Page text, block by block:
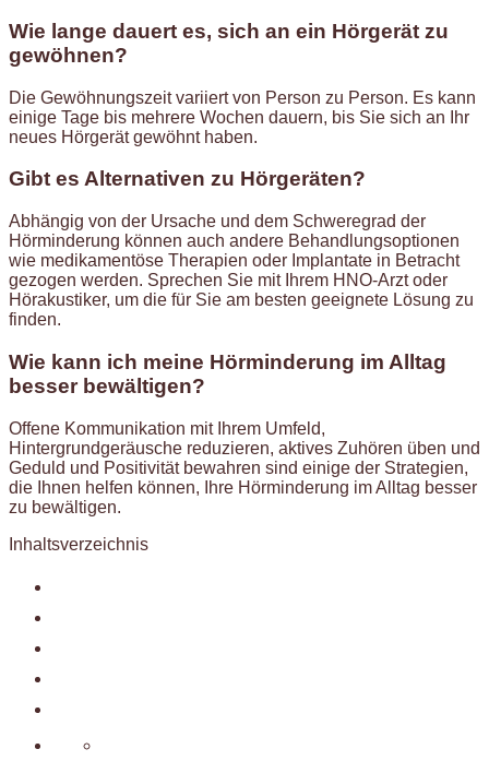
Wie lange dauert es, sich an ein Hörgerät zu
gewöhnen?
Die Gewöhnungszeit variiert von Person zu Person. Es kann
einige Tage bis mehrere Wochen dauern, bis Sie sich an Ihr
neues Hörgerät gewöhnt haben.
Gibt es Alternativen zu Hörgeräten?
Abhängig von der Ursache und dem Schweregrad der
Hörminderung können auch andere Behandlungsoptionen
wie medikamentöse Therapien oder Implantate in Betracht
gezogen werden. Sprechen Sie mit Ihrem HNO-Arzt oder
Hörakustiker, um die für Sie am besten geeignete Lösung zu
finden.
Wie kann ich meine Hörminderung im Alltag
besser bewältigen?
Offene Kommunikation mit Ihrem Umfeld,
Hintergrundgeräusche reduzieren, aktives Zuhören üben und
Geduld und Positivität bewahren sind einige der Strategien,
die Ihnen helfen können, Ihre Hörminderung im Alltag besser
zu bewältigen.
Inhaltsverzeichnis